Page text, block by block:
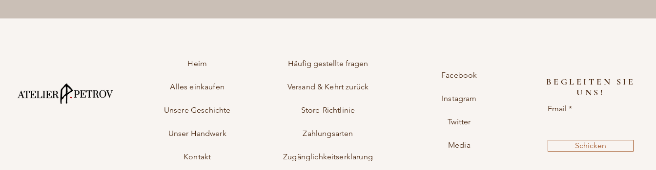
Heim
Alles einkaufen
Unsere Geschichte
Unser Handwerk
Kontakt
Häufig gestellte fragen
Versand & Kehrt zurück
Store-Richtlinie
Zahlungsarten
Zugänglichkeitserklarung
Facebook
Instagram
Twitter
Media
BEGLEITEN SIE
UNS!
Email
Schicken